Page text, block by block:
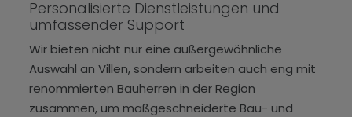
Personalisierte Dienstleistungen und
umfassender Support
Wir bieten nicht nur eine außergewöhnliche
Auswahl an Villen, sondern arbeiten auch eng mit
renommierten Bauherren in der Region
zusammen, um maßgeschneiderte Bau- und